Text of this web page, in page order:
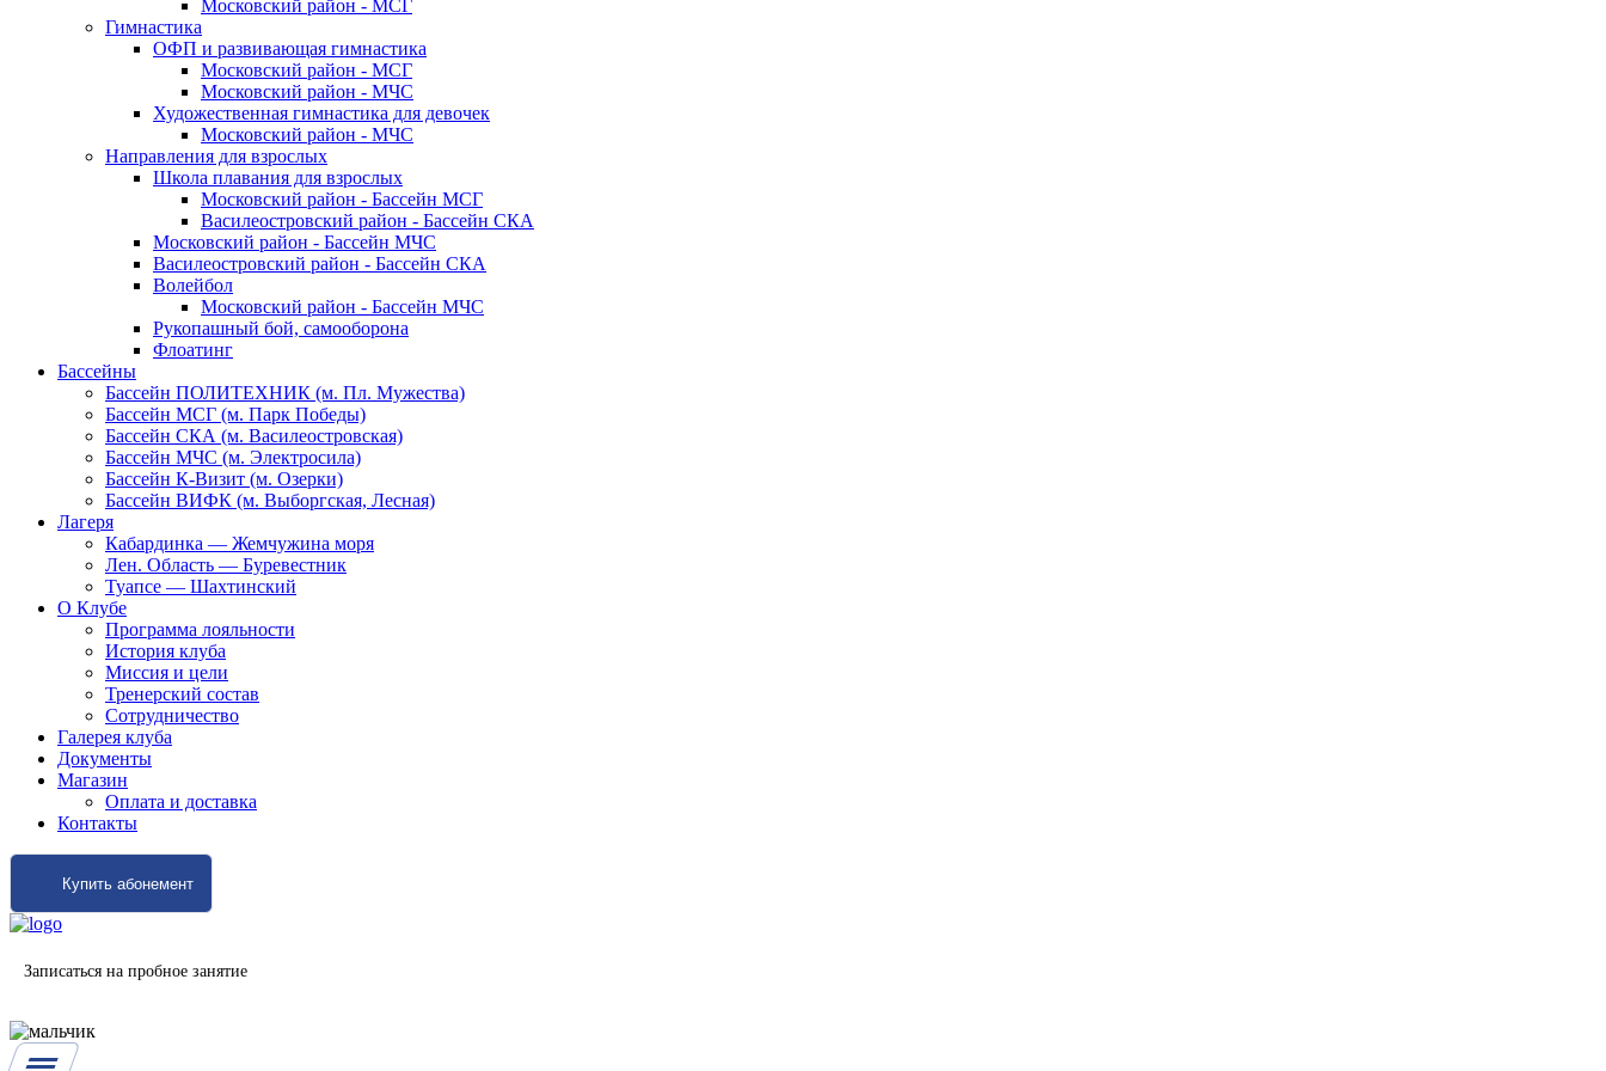
Московский район - МСГ
Гимнастика
ОФП и развивающая гимнастика
Московский район - МСГ
Московский район - МЧС
Художественная гимнастика для девочек
Московский район - МЧС
Направления для взрослых
Школа плавания для взрослых
Московский район - Бассейн МСГ
Василеостровский район - Бассейн СКА
Московский район - Бассейн МЧС
Василеостровский район - Бассейн СКА
Волейбол
Московский район - Бассейн МЧС
Рукопашный бой, самооборона
Флоатинг
Бассейны
Бассейн ПОЛИТЕХНИК (м. Пл. Мужества)
Бассейн МСГ (м. Парк Победы)
Бассейн СКА (м. Василеостровская)
Бассейн МЧС (м. Электросила)
Бассейн К-Визит (м. Озерки)
Бассейн ВИФК (м. Выборгская, Лесная)
Лагеря
Кабардинка — Жемчужина моря
Лен. Область — Буревестник
Туапсе — Шахтинский
О Клубе
Программа лояльности
История клуба
Миссия и цели
Тренерский состав
Сотрудничество
Галерея клуба
Документы
Магазин
Оплата и доставка
Контакты
Купить абонемент
Записаться на пробное занятие